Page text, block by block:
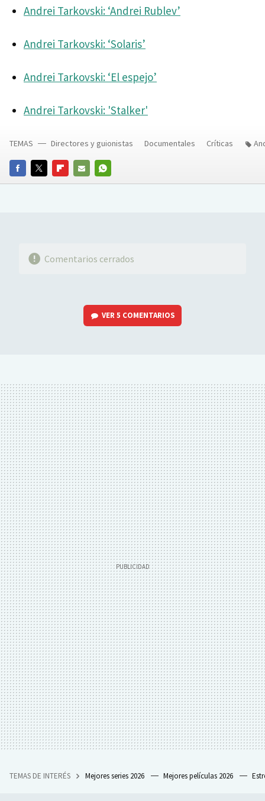
Andrei Tarkovski: ‘Andrei Rublev’
Andrei Tarkovski: ‘Solaris’
Andrei Tarkovski: ‘El espejo’
Andrei Tarkovski: 'Stalker'
FACEBOOKTWITTERFLIPBOARD
E-
WHATSAPP
TEMAS Directores y guionistas Documentales Críticas
Comentarios cerrados
VER5 COMENTARIOS
TEMAS DE INTERÉS Mejores series 2026 Mejores películas 2026